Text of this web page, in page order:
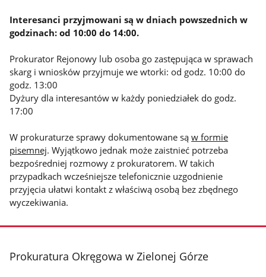
Interesanci przyjmowani są w dniach powszednich w
godzinach: od 10:00 do 14:00.
Prokurator Rejonowy lub osoba go zastępująca w sprawach
skarg i wniosków przyjmuje we wtorki: od godz. 10:00 do
godz. 13:00
Dyżury dla interesantów w każdy poniedziałek do godz.
17:00
W prokuraturze sprawy dokumentowane sąw formie
pisemnej. Wyjątkowo jednak może zaistnieć potrzeba
bezpośredniej rozmowy z prokuratorem. W takich
przypadkach wcześniejsze telefonicznie uzgodnienie
przyjęcia ułatwi kontakt z właściwą osobą bez zbędnego
wyczekiwania.
stopka
Prokuratura Okręgowa w Zielonej Górze